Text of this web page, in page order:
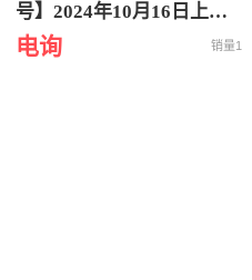
号】2024年10月16日上海
出发到韩国济州日本福冈 5
电询 销量1